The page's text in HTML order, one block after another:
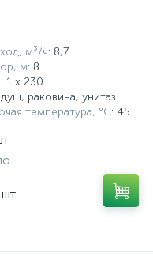
м³/ч: 8,7
м: 8
: 1 x 230
раковина, унитаз
температура, °С: 45
шт